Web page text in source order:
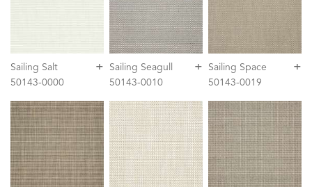
+
Sailing Salt
50143-0000
+
Sailing Seagull
50143-0010
+
Sailing Space
50143-0019